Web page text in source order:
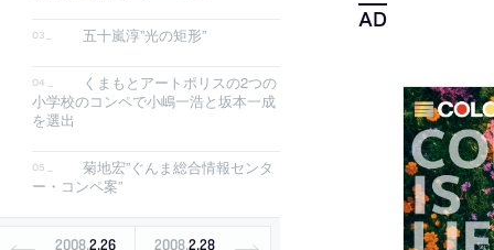
五十嵐淳”光の矩形”
くまもとアートポリスの2つの
小学校のコンペで小嶋一浩と坂本一成
を選出
菊地宏”ぐんま総合情報センタ
ー・コンペ案”
2008.2.26 2008.2.28